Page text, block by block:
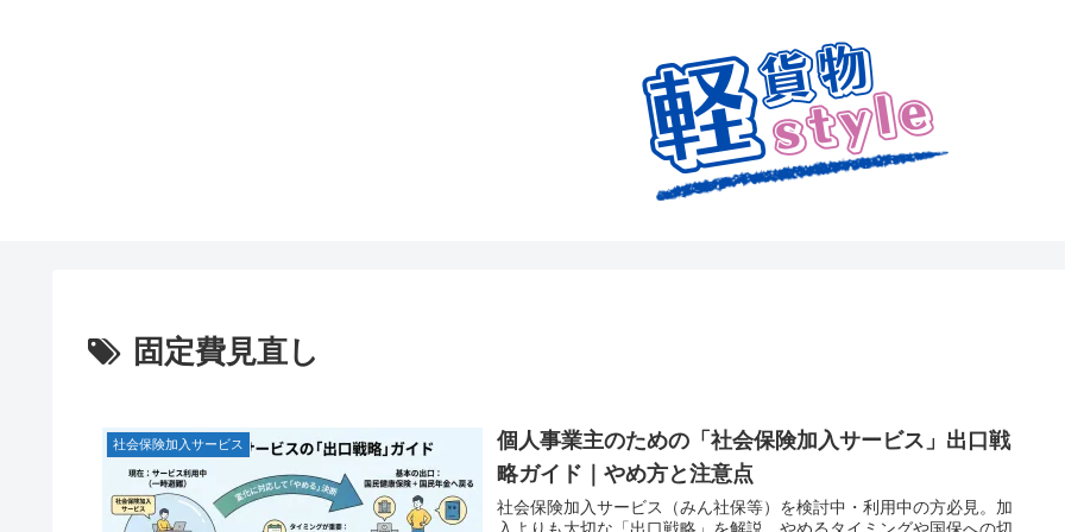
固定費見直し
社会保険加入サービス
個人事業主のための「社会保険加入サービス」出口戦
略ガイド｜やめ方と注意点
社会保険加入サービス（みん社保等）を検討中・利用中の方必見。加